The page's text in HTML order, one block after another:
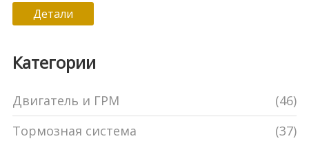
Детали
Категории
Двигатель и ГРМ
(46)
Тормозная система
(37)